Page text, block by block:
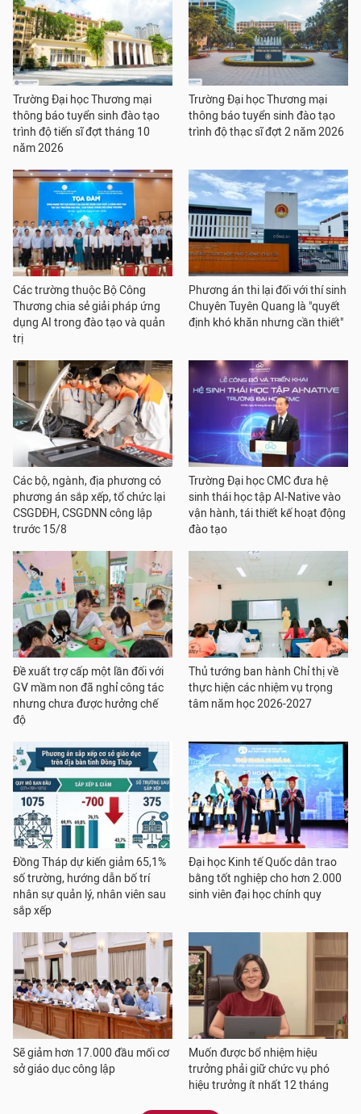
Trường Đại học Thương mại
thông báo tuyển sinh đào tạo
trình độ tiến sĩ đợt tháng 10
năm 2026
Trường Đại học Thương mại
thông báo tuyển sinh đào tạo
trình độ thạc sĩ đợt 2 năm 2026
Các trường thuộc Bộ Công
Thương chia sẻ giải pháp ứng
dụng AI trong đào tạo và quản
trị
Phương án thi lại đối với thí sinh
Chuyên Tuyên Quang là "quyết
định khó khăn nhưng cần thiết"
Các bộ, ngành, địa phương có
phương án sắp xếp, tổ chức lại
CSGDĐH, CSGDNN công lập
trước 15/8
Trường Đại học CMC đưa hệ
sinh thái học tập AI-Native vào
vận hành, tái thiết kế hoạt động
đào tạo
Đề xuất trợ cấp một lần đối với
GV mầm non đã nghỉ công tác
nhưng chưa được hưởng chế
độ
Thủ tướng ban hành Chỉ thị về
thực hiện các nhiệm vụ trọng
tâm năm học 2026-2027
Đồng Tháp dự kiến giảm 65,1%
số trường, hướng dẫn bố trí
nhân sự quản lý, nhân viên sau
sắp xếp
Đại học Kinh tế Quốc dân trao
bằng tốt nghiệp cho hơn 2.000
sinh viên đại học chính quy
Sẽ giảm hơn 17.000 đầu mối cơ
sở giáo dục công lập
Muốn được bổ nhiệm hiệu
trưởng phải giữ chức vụ phó
hiệu trưởng ít nhất 12 tháng